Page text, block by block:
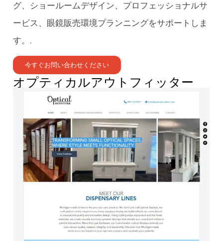
グ、ショールームデザイン、プロフェッショナルサ
ービス、眼鏡販売環境プランニングをサポートしま
す。.
今すぐお問い合わせください
オプティカルアウトフィッター